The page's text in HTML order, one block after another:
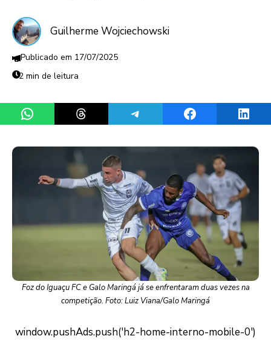
Guilherme Wojciechowski
17/07/2025
2 min de leitura
Share on WhatsAppShare on ThreadsShare on TelegramShare on Facebook
Foz do Iguaçu FC e Galo Maringá já se enfrentaram duas vezes na
competição. Foto: Luiz Viana/Galo Maringá